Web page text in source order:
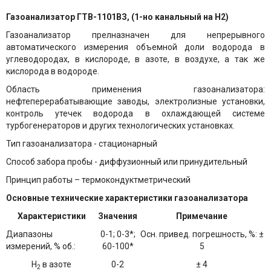
Газоанализатор ГТВ-1101ВЗ, (1-но канальный на Н2)
Газоанализатор прелназначен для непрерывного
автоматического измерения объемной доли водорода в
углеводородах, в кислороде, в азоте, в воздухе, а так же
кислорода в водороде.
Область применения газоанализатора:
нефтеперерабатывающие заводы, электролизные установки,
контроль утечек водорода в охлаждающей системе
турбогенераторов и других технологических установках.
Тип газоанализатора - стационарный
Способ забора пробы - диффузионный или принудительный
Принцип работы – термокондуктметрический
Основные технические характеристики газоанализатора
Характеристики
Значения
Примечание
Диапазоны
измерений, % об.:
Н2 в азоте
0-1; 0-3*;
60-100*
0-2
Осн. привед. погрешность, %: ±
5
± 4